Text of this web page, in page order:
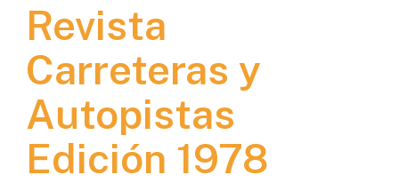
Revista
Carreteras y
Autopistas
Edición 1978